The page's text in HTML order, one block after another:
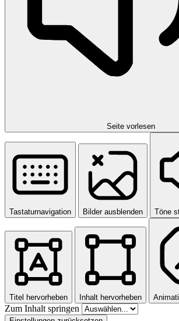
Seite vorlesen
Tastaturnavigation Bilder ausblenden Töne
Titel hervorheben Inhalt hervorheben
Zum Inhalt springen